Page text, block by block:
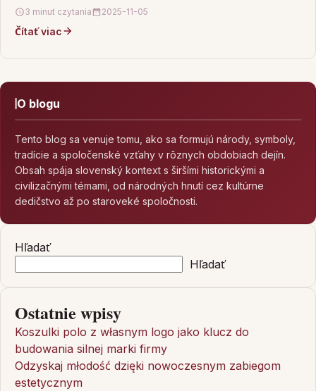
zabiegi, takie…
3 minut czytania 2025-11-05
Čítať viac
O blogu
Tento blog sa venuje tomu, ako sa formujú národy, symboly,
tradície a spoločenské vzťahy v rôznych obdobiach dejín.
Obsah spája slovenský kontext s širšími historickými a
civilizačnými témami, od národných hnutí cez kultúrne
dedičstvo až po staroveké spoločnosti.
Hľadať
Hľadať
Ostatnie wpisy
Koszulki polo z własnym logo jako klucz do
budowania silnej marki firmy
Odzyskaj młodość dzięki nowoczesnym zabiegom
estetycznym